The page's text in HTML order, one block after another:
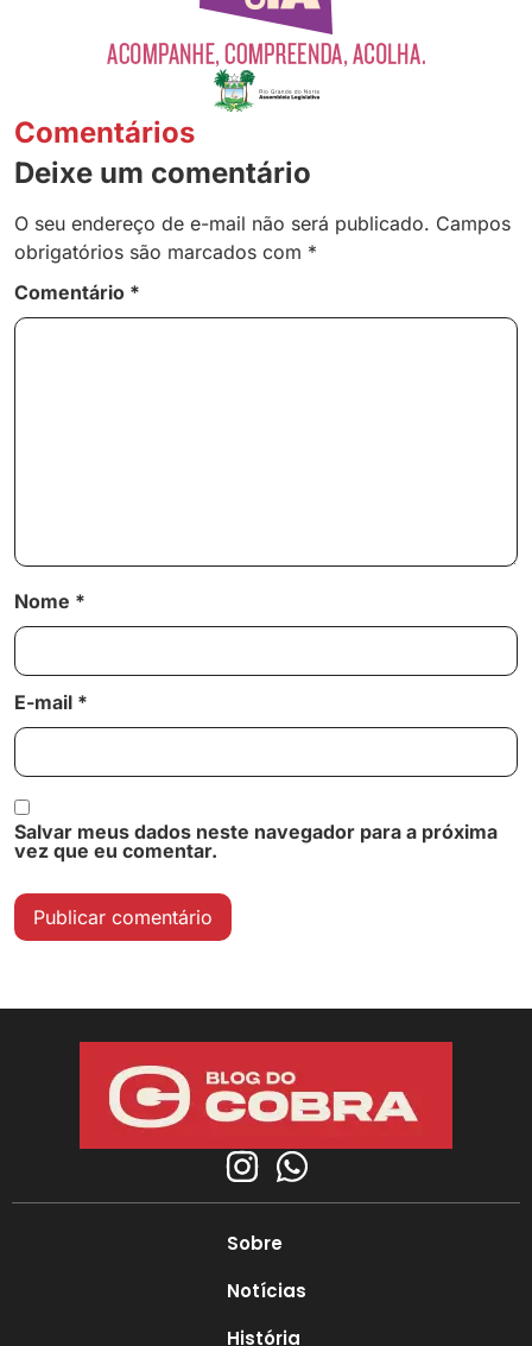
Comentários
Deixe um comentário
O seu endereço de e-mail não será publicado. Campos
obrigatórios são marcados com *
Comentário *
Nome *
E-mail *
Salvar meus dados neste navegador para a próxima
vez que eu comentar.
Sobre
Notícias
História